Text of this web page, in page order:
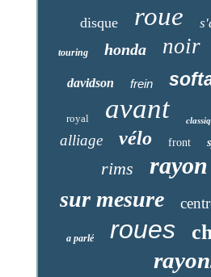
disque roue
touring honda noir
davidson frein
royal avant
alliage vélo front
rims rayon
sur mesure
a parlé roues